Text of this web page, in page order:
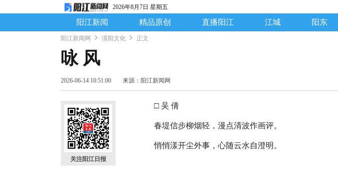
2026年8月7日 星期五
阳江新闻 精品原创 直播阳江 江城 阳东
阳江新闻网 漠阳文化 正文
咏 风
2026-06-14 10:51:00 来源：阳江新闻网
关注阳江日报
□ 吴 倩
春堤信步柳烟轻，漫点清波作画评。
悄悄漾开尘外事，心随云水自澄明。